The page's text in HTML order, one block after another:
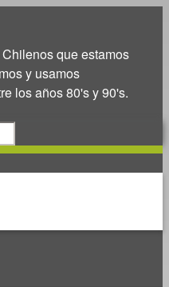
que estamos
y usamos
los años 80's y 90's.